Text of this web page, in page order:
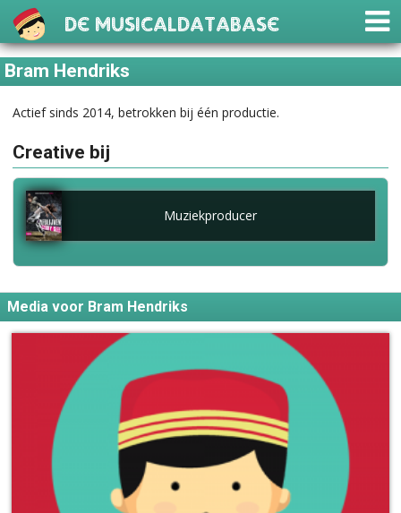
De Musicaldatabase
Bram Hendriks
Actief sinds 2014, betrokken bij één productie.
Creative bij
Muziekproducer
Media voor Bram Hendriks